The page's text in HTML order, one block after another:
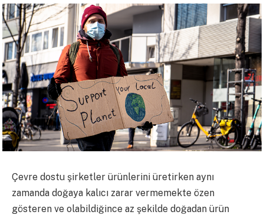
Çevre dostu şirketler ürünlerini üretirken aynı
zamanda doğaya kalıcı zarar vermemekte özen
gösteren ve olabildiğince az şekilde doğadan ürün